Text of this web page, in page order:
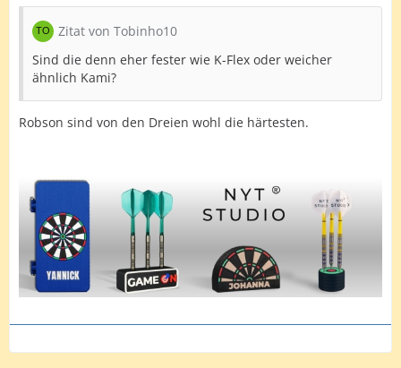
Zitat von Tobinho10
Sind die denn eher fester wie K-Flex oder weicher
ähnlich Kami?
Robson sind von den Dreien wohl die härtesten.